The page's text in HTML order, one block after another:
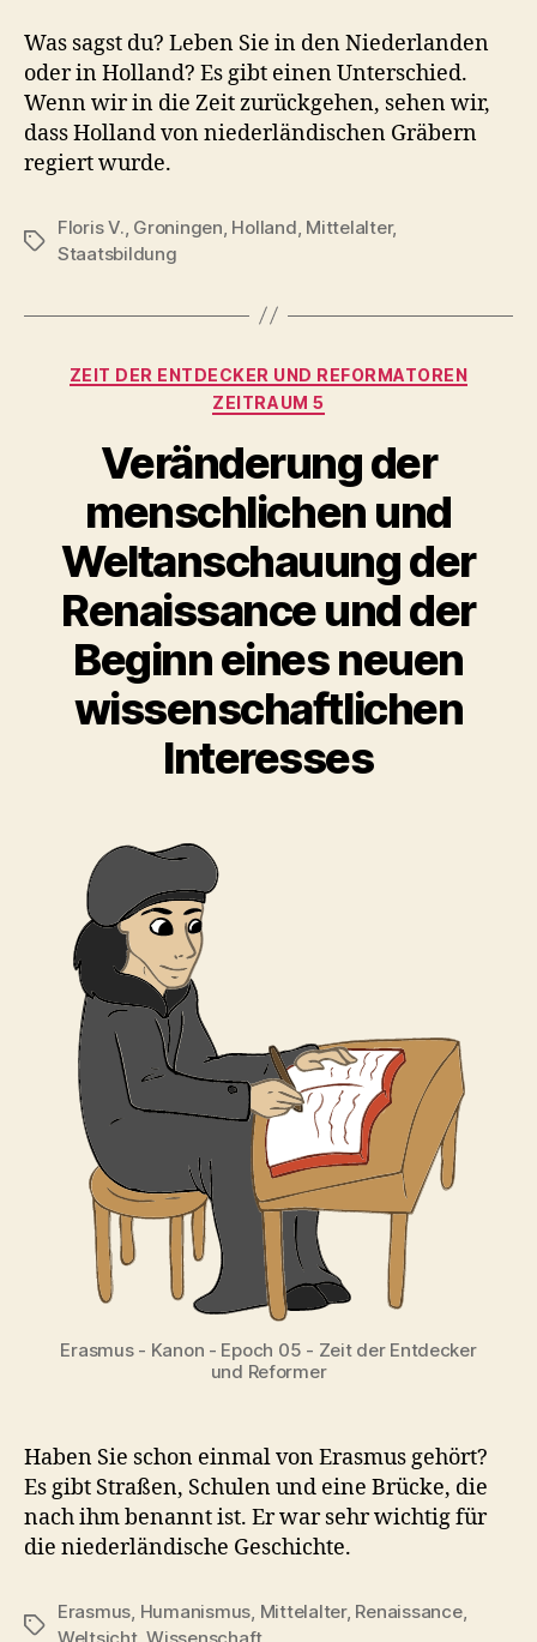
Was sagst du? Leben Sie in den Niederlanden
oder in Holland? Es gibt einen Unterschied.
Wenn wir in die Zeit zurückgehen, sehen wir,
dass Holland von niederländischen Gräbern
regiert wurde.
Schlagwörter
Floris V. Groningen Holland Mittelalter,
Staatsbildung
Kategorien
ZEIT DER ENTDECKER UND REFORMATOREN
ZEITRAUM 5
Veränderung der
menschlichen und
Weltanschauung der
Renaissance und der
Beginn eines neuen
wissenschaftlichen
Interesses
Erasmus - Kanon - Epoch 05 - Zeit der Entdecker
und Reformer
Haben Sie schon einmal von Erasmus gehört?
Es gibt Straßen, Schulen und eine Brücke, die
nach ihm benannt ist. Er war sehr wichtig für
die niederländische Geschichte.
Schlagwörter
Erasmus, Humanismus, Mittelalter, Renaissance,